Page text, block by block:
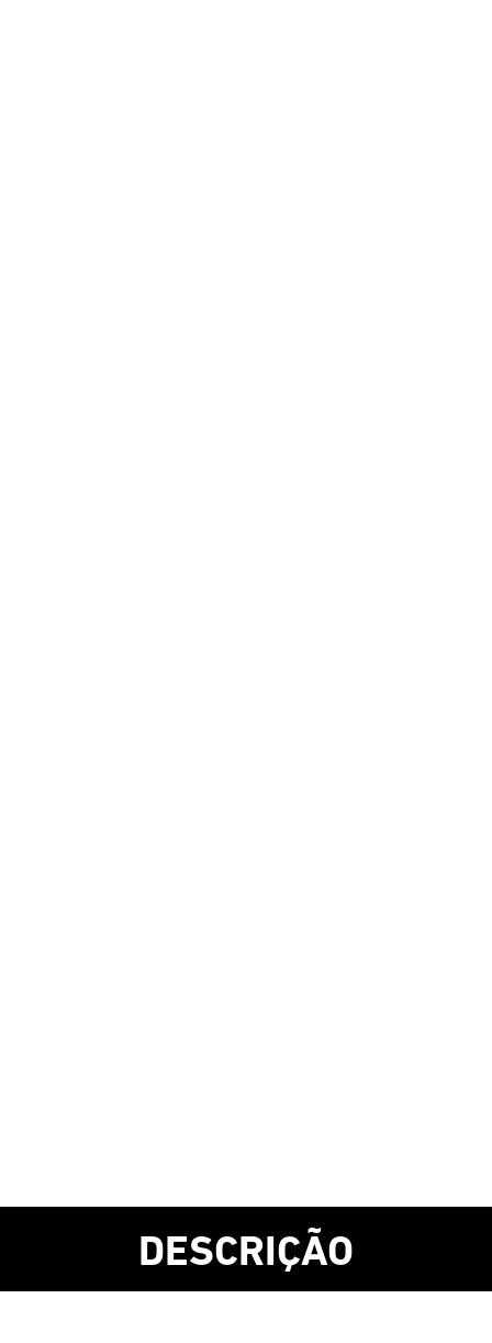
DESCRIÇÃO